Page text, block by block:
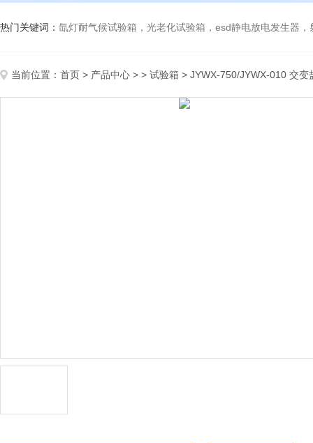
热门关键词： 氙灯耐气候试验箱，光老化试验箱，esd静电放电发生器
当前位置： 首页 > 产品中心 > > 试验箱 > JYWX-750/JYWX-010 交变